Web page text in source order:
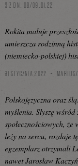
5 Z DN. 08/09.01.22
Rokita maluje
umieszcza rodzinną
(niemiecko-polskiej)
31 STYCZNIA 2022
Polskojęzyczna oraz
myślenia. Słyszę
społecznościowych,
leży na sercu, rozdaje
egzemplarz otrzymali
nawet Jarosław